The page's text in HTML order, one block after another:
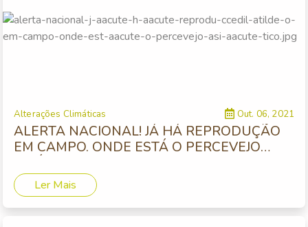
Alterações Climáticas Out. 06, 2021
ALERTA NACIONAL! JÁ HÁ REPRODUÇÃO
EM CAMPO. ONDE ESTÁ O PERCEVEJO
Ler Mais